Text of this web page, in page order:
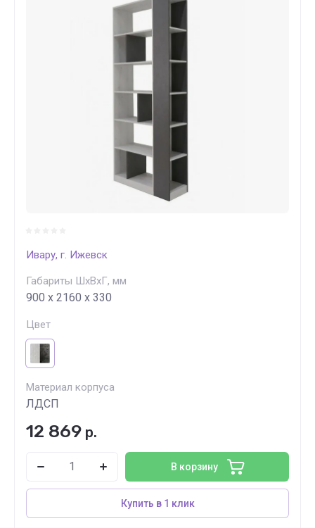
Ивару, г. Ижевск
Габариты ШхВхГ, мм
900 х 2160 х 330
Цвет
Материал корпуса
ЛДСП
12 869 р.
В корзину
Купить в 1 клик